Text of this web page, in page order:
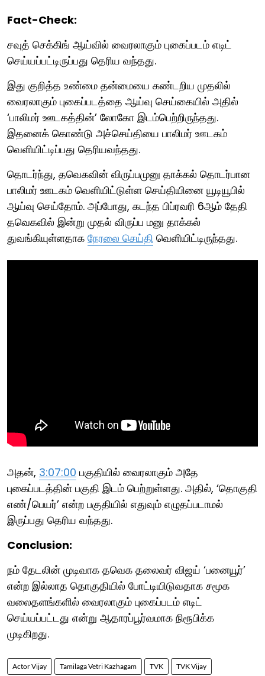
Fact-Check:
சவுத் செக்கிங் ஆய்வில் வைரலாகும் புகைப்படம் எடிட்
செய்யப்பட்டிருப்பது தெரிய வந்தது.
இது குறித்த உண்மை தன்மையை கண்டறிய முதலில்
வைரலாகும் புகைப்படத்தை ஆய்வு செய்கையில் அதில்
‘பாலிமர் ஊடகத்தின்’ லோகோ இடம்பெற்றிருந்தது.
இதனைக் கொண்டு அச்செய்தியை பாலிமர் ஊடகம்
வெளியிட்டிப்பது தெரியவந்தது.
தொடர்ந்து, தவெகவின் விருப்பமுனு தாக்கல் தொடர்பான
பாலிமர் ஊடகம் வெளியிட்டுள்ள செய்தியினை யூடியூபில்
ஆய்வு செய்தோம். அப்போது, கடந்த பிப்ரவரி 6ஆம் தேதி
தவெகவில் இன்று முதல் விருப்ப மனு தாக்கல்
துவங்கியுள்ளதாக நேரலை செய்தி வெளியிட்டிருந்தது.
அதன், 3:07:00 பகுதியில் வைரலாகும் அதே
புகைப்படத்தின் பகுதி இடம் பெற்றுள்ளது. அதில், ‘தொகுதி
எண்/பெயர்’ என்ற பகுதியில் எதுவும் எழுதப்படாமல்
இருப்பது தெரிய வந்தது.
Conclusion:
நம் தேடலின் முடிவாக தவெக தலைவர் விஜய் ‘பனையூர்’
என்ற இல்லாத தொகுதியில் போட்டியிடுவதாக சமூக
வலைதளங்களில் வைரலாகும் புகைப்படம் எடிட்
செய்யப்பட்டது என்று ஆதாரப்பூர்வமாக நிரூபிக்க
முடிகிறது.
Actor Vijay Tamilaga Vetri Kazhagam TVK TVK Vijay